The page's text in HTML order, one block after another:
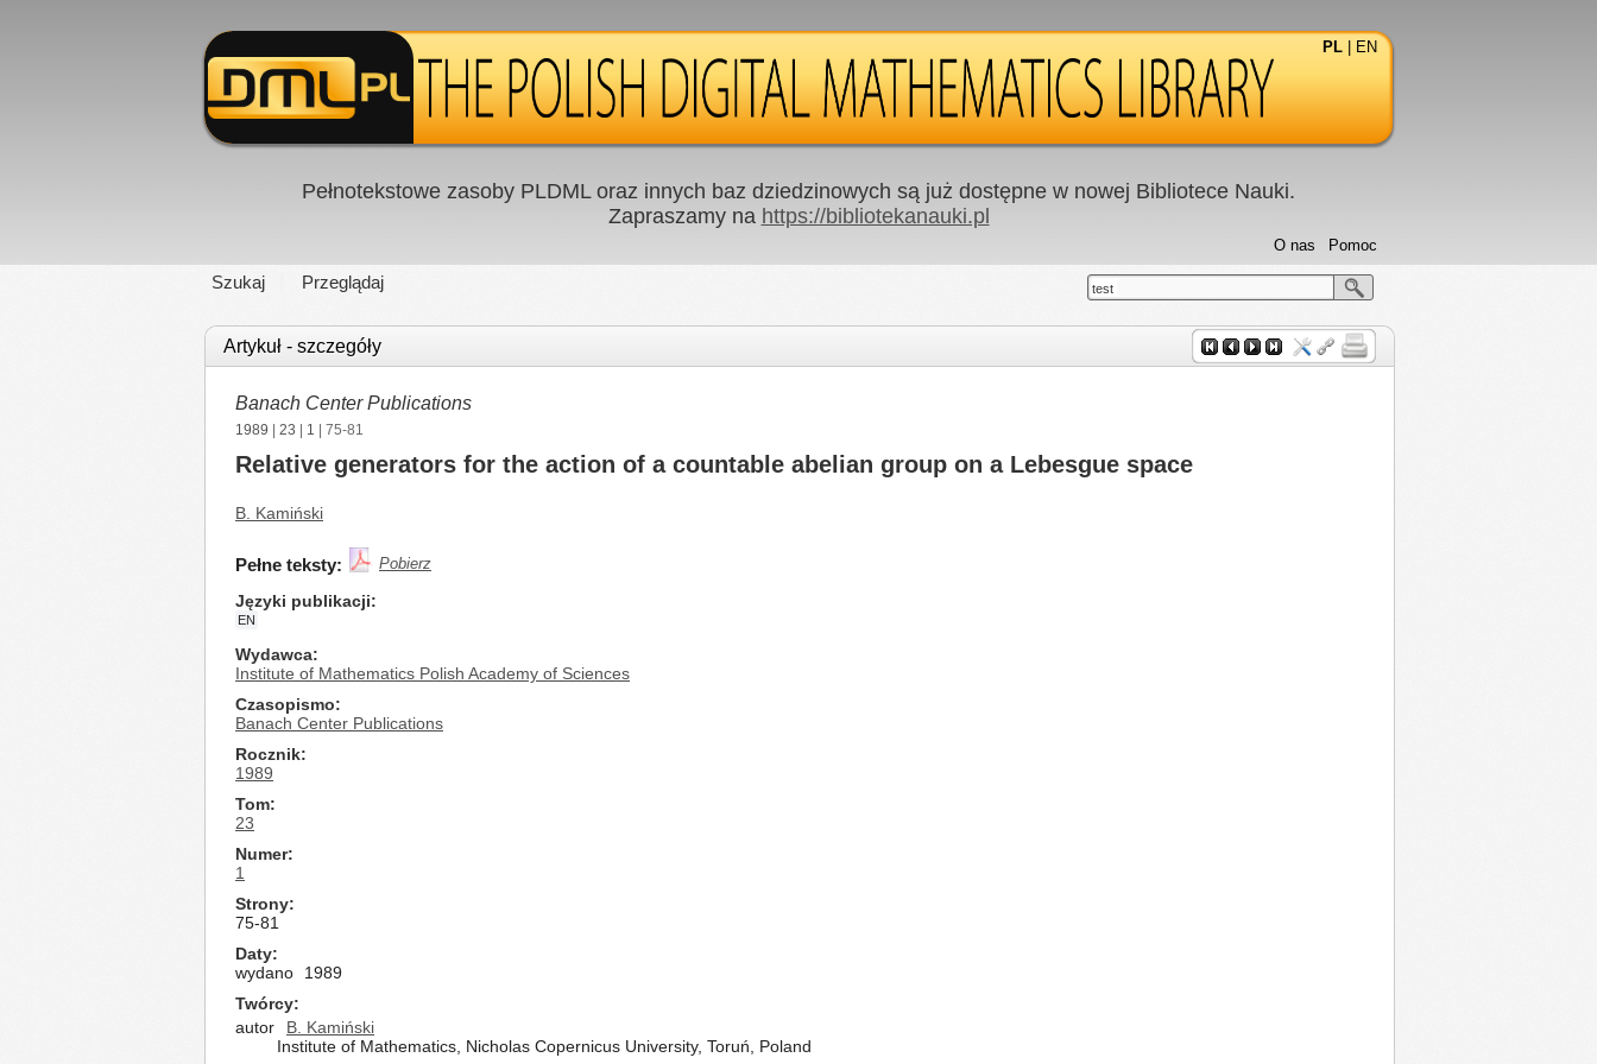
PL EN
Pełnotekstowe zasoby PLDML oraz innych baz dziedzinowych są już dostępne w nowej Bibliotece Nauki.
Zapraszamy na https://bibliotekanauki.pl
Szukaj Przeglądaj
Pomoc
O nas
test
Artykuł - szczegóły
Banach Center Publications
1989 23 1 | 75-81
Relative generators for the action of a countable abelian group on a Lebesgue space
B. Kamiński
Pełne teksty: Pobierz
Języki publikacji
EN
Wydawca
Institute of Mathematics Polish Academy of Sciences
Czasopismo
Banach Center Publications
Rocznik
1989
Tom
23
Numer
1
Strony
75-81
Daty
wydano
1989
Twórcy
autor
B. Kamiński
Institute of Mathematics, Nicholas Copernicus University, Toruń, Poland